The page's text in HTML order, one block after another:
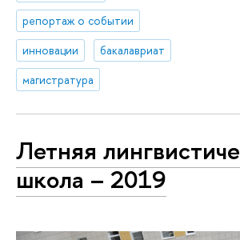
репортаж о событии
инновации
бакалавриат
магистратура
Летняя
школа – 2019